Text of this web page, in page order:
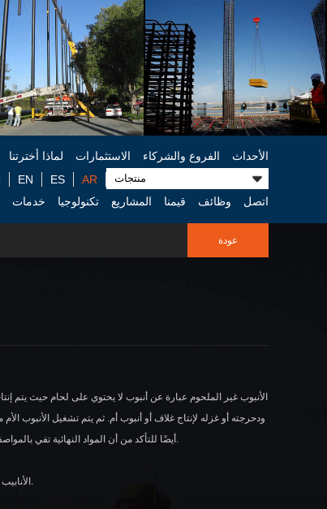
لماذا أخترتنا الاستثمارات الفروع والشركاء
الأحداث
AR
ES
EN
خدمات تكنولوجيا المشاريع قيمنا وظائف اتصل
عودة
الأنبوب غير الملحوم عبارة عن أنبوب لا يحتوي على لحام حيث يتم
ودحرجته أو غزله لإنتاج غلاف أو أنبوب أم. ثم يتم تشغيل الأنبوب
أيضًا للتأكد من أن المواد النهائية تفي بالمواصفات المطلوبة. يتأصل هذا المنتج في القدرة على توفير جدران أكثر سمكًا من الأنبوب الآخر ، وبقوة أعلى وبنية أكثر اتساقًا.
الأنابيب غير الملحومة للتطبيقات الهيكلية الميكانيكية والخفيفة هي واحدة من أكثر أنواع الأنابيب الفولاذية غير الملحومة استخدامًا.